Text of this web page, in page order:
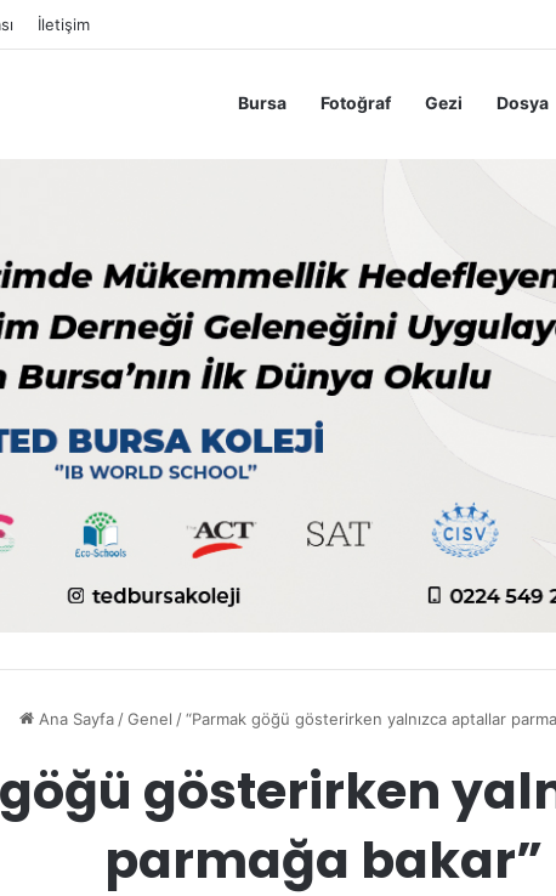
İletişim
Bursa Fotoğraf Gezi Dosya
Ana Sayfa / Genel / “Parmak göğü gösterirken yalnızca aptallar
gösterirken
parmağa bakar”